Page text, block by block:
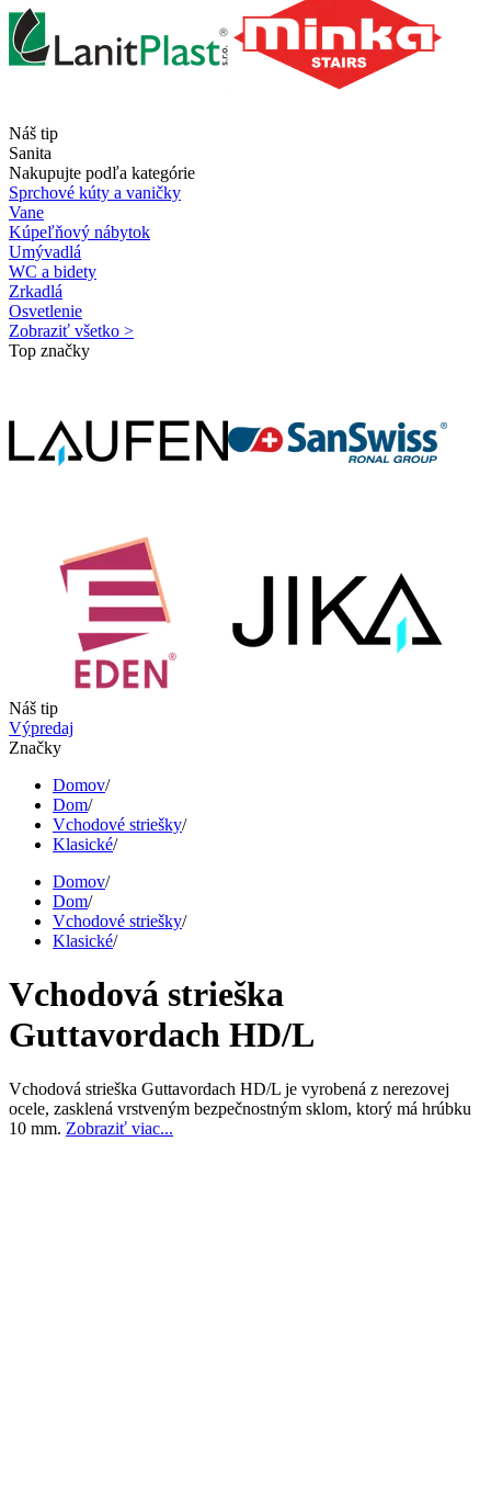
Náš tip
Sanita
Nakupujte podľa kategórie
Sprchové kúty a vaničky
Vane
Kúpeľňový nábytok
Umývadlá
WC a bidety
Zrkadlá
Osvetlenie
Zobraziť všetko >
Top značky
Náš tip
Výpredaj
Značky
Domov/
Dom/
Vchodové striešky/
Klasické/
Domov/
Dom/
Vchodové striešky/
Klasické/
Vchodová strieška
Guttavordach HD/L
Vchodová strieška Guttavordach HD/L je vyrobená z nerezovej
ocele, zasklená vrstveným bezpečnostným sklom, ktorý má hrúbku
10 mm. Zobraziť viac...